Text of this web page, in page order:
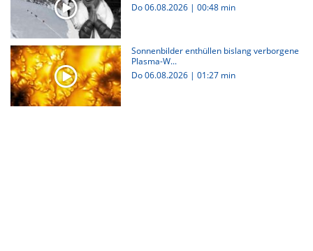
Do 06.08.2026 | 00:48 min
Sonnenbilder enthüllen bislang verborgene
Plasma-W...
Do 06.08.2026 | 01:27 min